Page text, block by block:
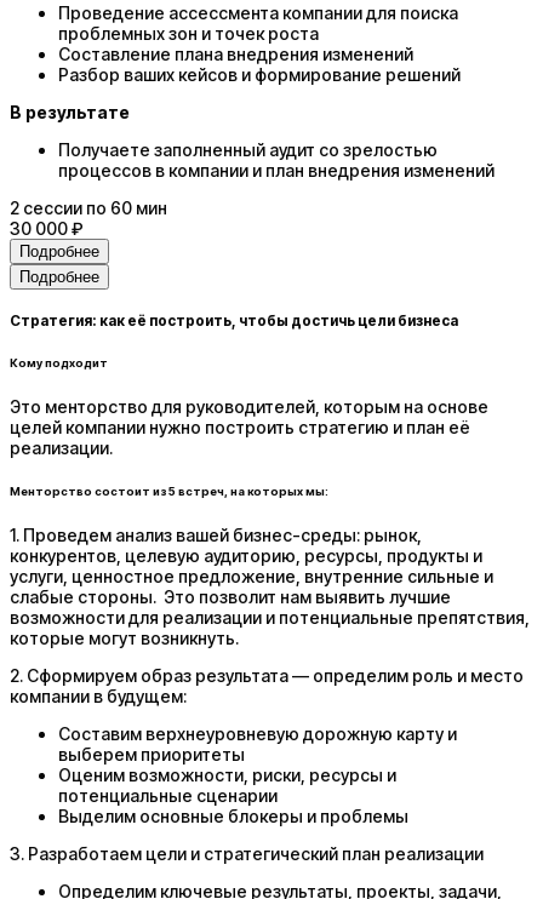
Проведение ассессмента компании для поиска
проблемных зон и точек роста
Составление плана внедрения изменений
Разбор ваших кейсов и формирование решений
В результате
Получаете заполненный аудит со зрелостью
процессов в компании и план внедрения изменений
2 сессии по 60 мин
30 000 ₽
Подробнее
Подробнее
Стратегия: как её построить, чтобы достичь цели бизнеса
Кому подходит
Это менторство для руководителей, которым на основе
целей компании нужно построить стратегию и план её
реализации.
Менторство состоит из 5 встреч, на которых мы:
1. Проведем анализ вашей бизнес-среды: рынок,
конкурентов, целевую аудиторию, ресурсы, продукты и
услуги, ценностное предложение, внутренние сильные и
слабые стороны. Это позволит нам выявить лучшие
возможности для реализации и потенциальные препятствия,
которые могут возникнуть.
2. Сформируем образ результата — определим роль и место
компании в будущем:
Составим верхнеуровневую дорожную карту и
выберем приоритеты
Оценим возможности, риски, ресурсы и
потенциальные сценарии
Выделим основные блокеры и проблемы
3. Разработаем цели и стратегический план реализации
Определим ключевые результаты, проекты, задачи,